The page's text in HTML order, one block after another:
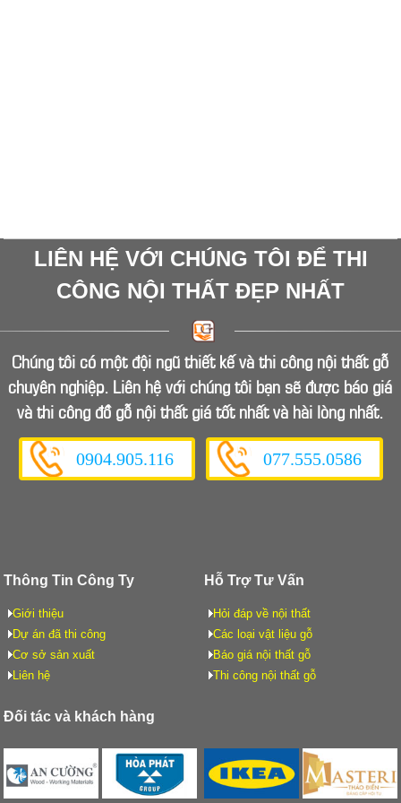
LIÊN HỆ VỚI CHÚNG TÔI ĐỂ THI
CÔNG NỘI THẤT ĐẸP NHẤT
Chúng tôi có một đội ngũ thiết kế và thi công nội thất gỗ
chuyên nghiệp. Liên hệ với chúng tôi bạn sẽ được báo giá
và thi công đồ gỗ nội thất giá tốt nhất và hài lòng nhất.
0904.905.116 077.555.0586
Thông Tin Công Ty
Giới thiệu
Dự án đã thi công
Cơ sở sản xuất
Liên hệ
Hỗ Trợ Tư Vấn
Hỏi đáp về nội thất
Các loại vật liệu gỗ
Báo giá nội thất gỗ
Thi công nội thất gỗ
Đối tác và khách hàng